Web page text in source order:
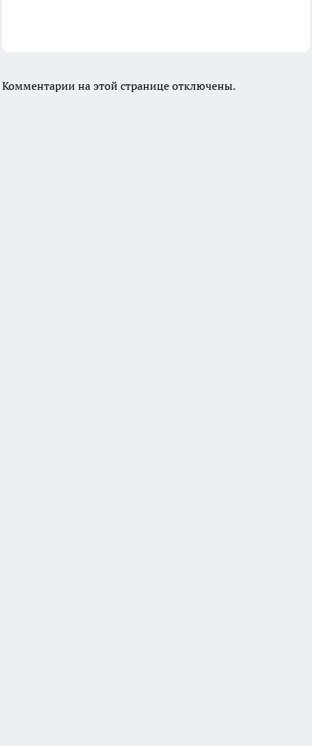
Комментарии на этой странице отключены.